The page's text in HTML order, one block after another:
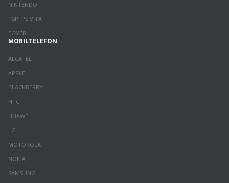
NINTENDO
PSP, PS VITA
EGYÉB
MOBILTELEFON
ALCATEL
APPLE
BLACKBERRY
HTC
HUAWEI
LG
MOTOROLA
NOKIA
SAMSUNG